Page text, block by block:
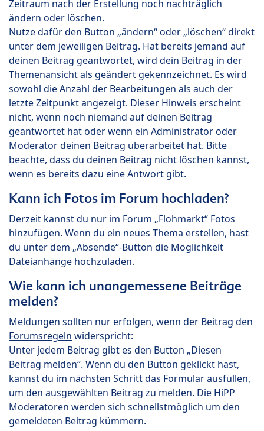
Zeitraum nach der Erstellung noch nachträglich
ändern oder löschen.
Nutze dafür den Button „ändern“ oder „löschen“ direkt
unter dem jeweiligen Beitrag. Hat bereits jemand auf
deinen Beitrag geantwortet, wird dein Beitrag in der
Themenansicht als geändert gekennzeichnet. Es wird
sowohl die Anzahl der Bearbeitungen als auch der
letzte Zeitpunkt angezeigt. Dieser Hinweis erscheint
nicht, wenn noch niemand auf deinen Beitrag
geantwortet hat oder wenn ein Administrator oder
Moderator deinen Beitrag überarbeitet hat. Bitte
beachte, dass du deinen Beitrag nicht löschen kannst,
wenn es bereits dazu eine Antwort gibt.
Kann ich Fotos im Forum hochladen?
Derzeit kannst du nur im Forum „Flohmarkt“ Fotos
hinzufügen. Wenn du ein neues Thema erstellen, hast
du unter dem „Absende“-Button die Möglichkeit
Dateianhänge hochzuladen.
Wie kann ich unangemessene Beiträge
melden?
Meldungen sollten nur erfolgen, wenn der Beitrag den
Forumsregeln widerspricht:
Unter jedem Beitrag gibt es den Button „Diesen
Beitrag melden“. Wenn du den Button geklickt hast,
kannst du im nächsten Schritt das Formular ausfüllen,
um den ausgewählten Beitrag zu melden. Die HiPP
Moderatoren werden sich schnellstmöglich um den
gemeldeten Beitrag kümmern.